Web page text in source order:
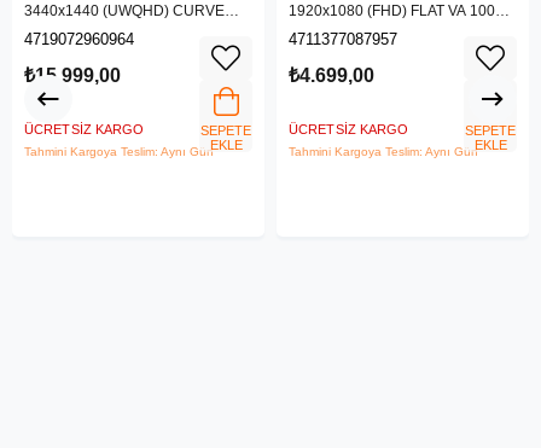
3440x1440 (UWQHD) CURVE
1500R VA 100HZ 1MS ANTI-
4719072960964
₺15.999,00
ÜCRETSIZ KARGO
Tahmini Kargoya Teslim: Aynı Gün
SEPETE
EKLE
1920x1080 (FHD) FLAT VA 100HZ
1MS ANTI-GLARE MONITOR
4711377087957
₺4.699,00
ÜCRETSIZ KARGO
Tahmini Kargoya Teslim: Aynı Gün
SEPETE
EKLE